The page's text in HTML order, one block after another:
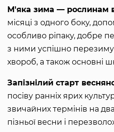
М'яка зима — рослинам
місяці з одного боку,
особливо ріпаку, добре
з ними успішно
хвороб, а також основні
Запізнілий старт
посіву ранніх ярих
звичайних термінів на
пізньої весни і